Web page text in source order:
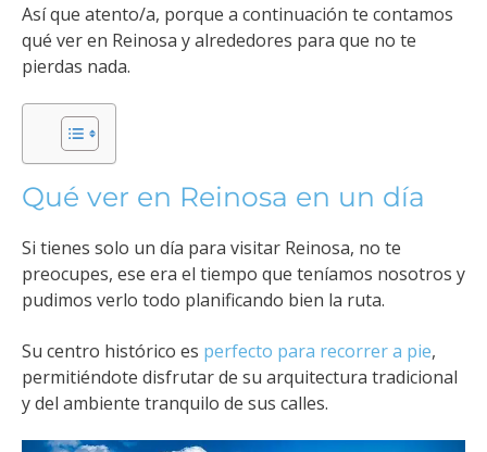
Así que atento/a, porque a continuación te contamos
qué ver en Reinosa y alrededores para que no te
pierdas nada.
Qué ver en Reinosa en un día
Si tienes solo un día para visitar Reinosa, no te
preocupes, ese era el tiempo que teníamos nosotros y
pudimos verlo todo planificando bien la ruta.
Su centro histórico es perfecto para recorrer a pie,
permitiéndote disfrutar de su arquitectura tradicional
y del ambiente tranquilo de sus calles.